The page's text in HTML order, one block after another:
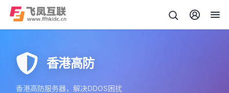
香港高防
香港高防服务器，解决DDOS困扰